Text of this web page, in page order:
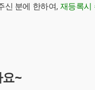
신 분에 한하여, 재등록시
~